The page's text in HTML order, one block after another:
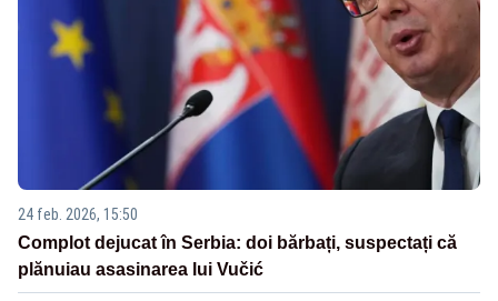
24 feb. 2026, 15:50
Complot dejucat în Serbia: doi bărbați, suspectați că
plănuiau asasinarea lui Vučić